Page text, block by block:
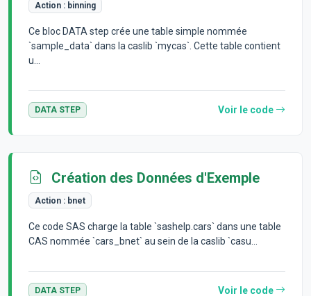
Action : binning
Ce bloc DATA step crée une table simple nommée
`sample_data` dans la caslib `mycas`. Cette table contient
u...
DATA STEP Voir le code
Création des Données d'Exemple
Action : bnet
Ce code SAS charge la table `sashelp.cars` dans une table
CAS nommée `cars_bnet` au sein de la caslib `casu...
DATA STEP Voir le code